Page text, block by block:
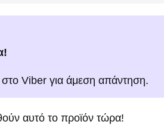
στο Viber για άμεση απάντηση.
αυτό το προϊόν τώρα!